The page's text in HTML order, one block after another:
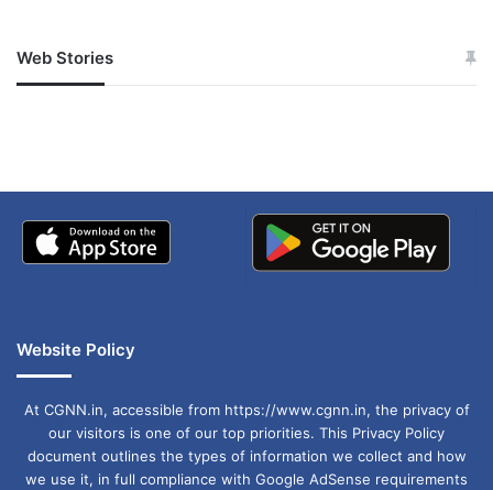
Web Stories
जम्मू-कश्मीर में बारिश से
अपडेट
खाई में धक्का… आरोपियों ने
Website Policy
At CGNN.in, accessible from https://www.cgnn.in, the privacy of
our visitors is one of our top priorities. This Privacy Policy
document outlines the types of information we collect and how
we use it, in full compliance with Google AdSense requirements